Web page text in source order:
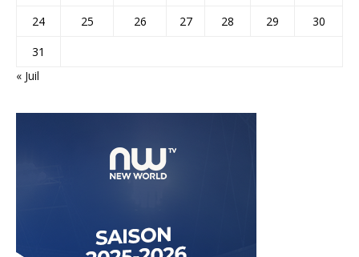
24
25 26 27 28 29
30
31
« Juil